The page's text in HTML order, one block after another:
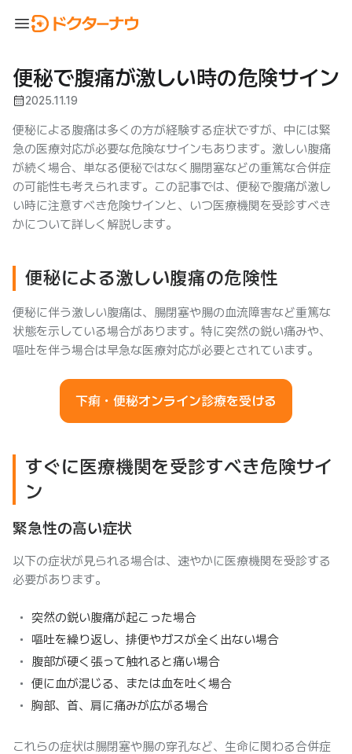
menu
便秘で腹痛が激しい時の危険サイン
calendar_month2025.11.19
便秘による腹痛は多くの方が経験する症状ですが、中には緊
急の医療対応が必要な危険なサインもあります。激しい腹痛
が続く場合、単なる便秘ではなく腸閉塞などの重篤な合併症
の可能性も考えられます。この記事では、便秘で腹痛が激し
い時に注意すべき危険サインと、いつ医療機関を受診すべき
かについて詳しく解説します。
便秘による激しい腹痛の危険性
便秘に伴う激しい腹痛は、腸閉塞や腸の血流障害など重篤な
状態を示している場合があります。特に突然の鋭い痛みや、
嘔吐を伴う場合は早急な医療対応が必要とされています。
下痢・便秘オンライン診療を受ける
すぐに医療機関を受診すべき危険サイ
ン
緊急性の高い症状
以下の症状が見られる場合は、速やかに医療機関を受診する
必要があります。
突然の鋭い腹痛が起こった場合
嘔吐を繰り返し、排便やガスが全く出ない場合
腹部が硬く張って触れると痛い場合
便に血が混じる、または血を吐く場合
胸部、首、肩に痛みが広がる場合
これらの症状は腸閉塞や腸の穿孔など、生命に関わる合併症